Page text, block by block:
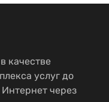
качестве
услуг до
через